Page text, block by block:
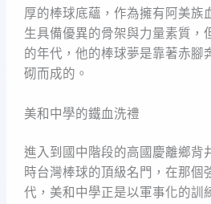
厚的棒球底蘊，作為擁有阿美族
生具備優異的骨架與力量素質，
的年代，他的棒球夢是靠著赤腳
砌而成的。
美和中學的鐵血洗禮
進入到國中階段的高國慶離鄉背
時台灣棒球的頂級名門，在那個
代，美和中學正是以軍事化的訓